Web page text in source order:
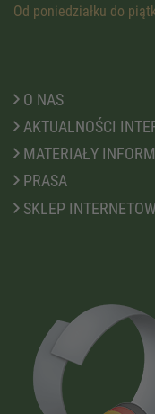
Od poniedziałku do
O NAS
AKTUALNOŚCI
MATERIAŁY
PRASA
SKLEP